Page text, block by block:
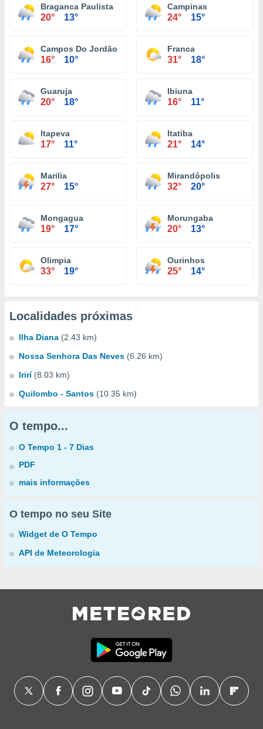
Braganca Paulista
20° 13°
Campinas
24° 15°
Campos Do Jordão
16° 10°
Franca
31° 18°
Guaruja
20° 18°
Ibiuna
16° 11°
Itapeva
17° 11°
Itatiba
21° 14°
Marilia
27° 15°
Mirandópolis
32° 20°
Mongagua
19° 17°
Morungaba
20° 13°
Olimpia
33° 19°
Ourinhos
25° 14°
Localidades próximas
Ilha Diana (2.43 km)
Nossa Senhora Das Neves (6.26 km)
Irirí (8.03 km)
Quilombo - Santos (10.35 km)
O tempo...
O Tempo 1 - 7 Dias
PDF
mais informações
O tempo no seu Site
Widget de O Tempo
API de Meteorologia